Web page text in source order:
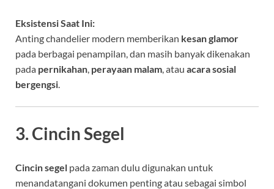
Eksistensi Saat Ini:
Anting chandelier modern memberikan kesan glamor
pada berbagai penampilan, dan masih banyak dikenakan
pada pernikahan perayaan malam , atau acara sosial
bergengsi
3. Cincin Segel
Cincin segel pada zaman dulu digunakan untuk
menandatangani dokumen penting atau sebagai simbol